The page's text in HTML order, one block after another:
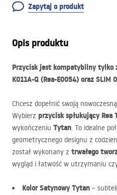
Zapytaj o produkt
Opis produktu
Przycisk jest kompatybilny tylko
K011A-Q (Rea-E0054) oraz SLIM
Chcesz dopełnić swoją
Wybierz przycisk spłukujący Rea
wykończeniu Tytan. To idealne
geometrycznego designu z
został wykonany z trwałego
wygląd i łatwość w utrzymaniu
Kolor Satynowy Tytan –